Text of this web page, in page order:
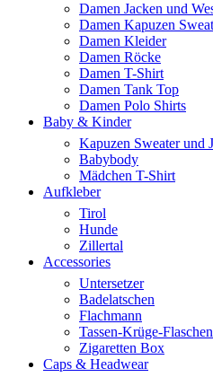
Damen Jacken und
Damen Kapuzen
Damen Kleider
Damen Röcke
Damen T-Shirt
Damen Tank Top
Damen Polo Shirts
Baby & Kinder
Kapuzen Sweater und
Babybody
Mädchen T-Shirt
Aufkleber
Tirol
Hunde
Zillertal
Accessories
Untersetzer
Badelatschen
Flachmann
Tassen-Krüge-Flaschen
Zigaretten Box
Caps & Headwear